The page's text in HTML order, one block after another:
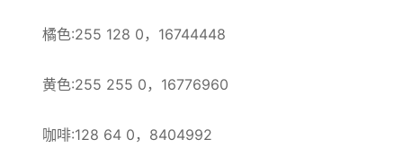
橘色:255 128 0，16744448
黄色:255 255 0，16776960
咖啡:128 64 0，8404992